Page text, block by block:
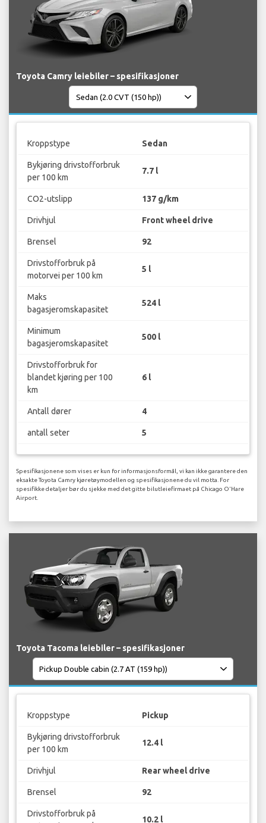
Toyota Camry leiebiler – spesifikasjoner
Kroppstype Sedan
Bykjøring drivstofforbruk
per 100 km
7.7 l
CO2-utslipp 137 g/km
Drivhjul Front wheel drive
Brensel 92
Drivstofforbruk på
motorvei per 100 km
5 l
Maks
bagasjeromskapasitet
524 l
Minimum
bagasjeromskapasitet
500 l
Drivstofforbruk for
blandet kjøring per 100
km
6 l
Antall dører 4
antall seter 5
Spesifikasjonene som vises er kun for informasjonsformål, vi kan ikke garantere den
eksakte Toyota Camry kjøretøymodellen og spesifikasjonene du vil motta. For
spesifikke detaljer bør du sjekke med det gitte bilutleiefirmaet på Chicago O'Hare
Airport.
Toyota Tacoma leiebiler – spesifikasjoner
Kroppstype Pickup
Bykjøring drivstofforbruk
per 100 km
12.4 l
Drivhjul Rear wheel drive
Brensel 92
Drivstofforbruk på
10.2 l